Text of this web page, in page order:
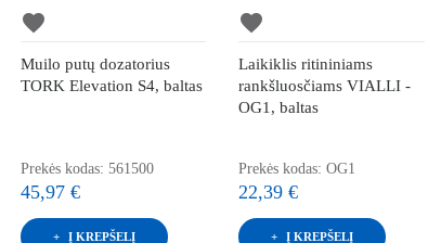
favorite
Muilo putų dozatorius
TORK Elevation S4, baltas
Prekės kodas: 561500
45,97 €
Į KREPŠELĮ
favorite
Laikiklis ritininiams
rankšluosčiams VIALLI -
OG1, baltas
Prekės kodas: OG1
22,39 €
Į KREPŠELĮ